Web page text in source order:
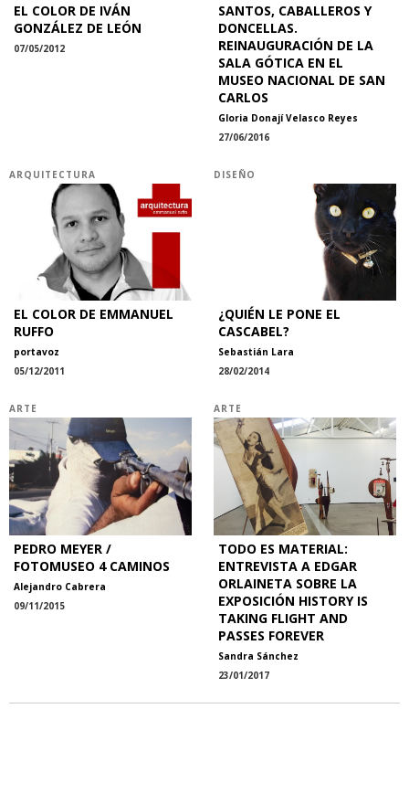
EL COLOR DE IVÁN
GONZÁLEZ DE LEÓN
07/05/2012
SANTOS, CABALLEROS Y
DONCELLAS.
REINAUGURACIÓN DE LA
SALA GÓTICA EN EL
MUSEO NACIONAL DE SAN
CARLOS
Gloria Donají Velasco Reyes
27/06/2016
ARQUITECTURA
EL COLOR DE EMMANUEL
RUFFO
portavoz
05/12/2011
DISEÑO
¿QUIÉN LE PONE EL
CASCABEL?
Sebastián Lara
28/02/2014
ARTE
PEDRO MEYER /
FOTOMUSEO 4 CAMINOS
Alejandro Cabrera
09/11/2015
ARTE
TODO ES MATERIAL:
ENTREVISTA A EDGAR
ORLAINETA SOBRE LA
EXPOSICIÓN HISTORY IS
TAKING FLIGHT AND
PASSES FOREVER
Sandra Sánchez
23/01/2017